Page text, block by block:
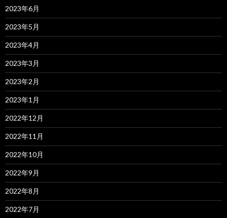
2023年6月
2023年5月
2023年4月
2023年3月
2023年2月
2023年1月
2022年12月
2022年11月
2022年10月
2022年9月
2022年8月
2022年7月